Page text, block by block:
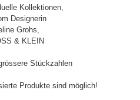
Kollektionen,
Designerin
Grohs,
& KLEIN
Stückzahlen
Produkte sind möglich!